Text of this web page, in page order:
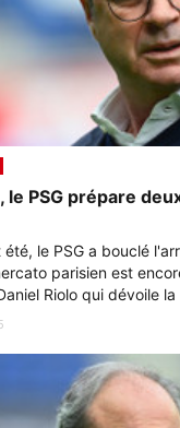
le PSG prépare
le PSG a bouclé
parisien est
Riolo qui dévoile la